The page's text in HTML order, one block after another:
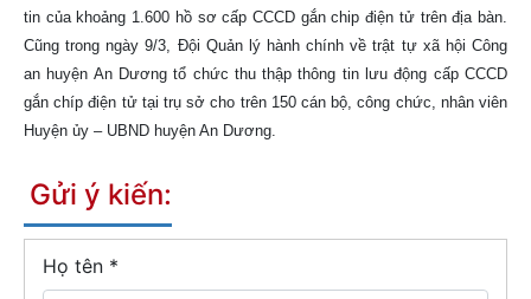
tin của khoảng 1.600 hồ sơ cấp CCCD gắn chip điện tử trên địa bàn.
Cũng trong ngày 9/3, Đội Quản lý hành chính về trật tự xã hội Công
an huyện An Dương tổ chức thu thập thông tin lưu động cấp CCCD
gắn chíp điện tử tại trụ sở cho trên 150 cán bộ, công chức, nhân viên
Huyện ủy – UBND huyện An Dương.
Gửi ý kiến:
Họ tên *